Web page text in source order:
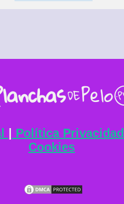
| Política Privacidad
Cookies